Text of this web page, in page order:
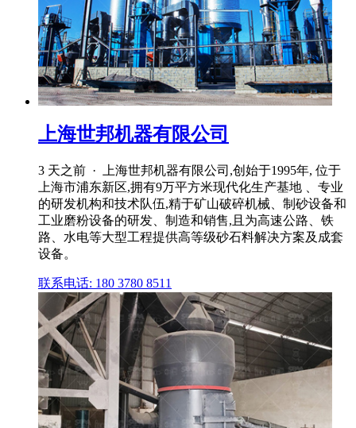
上海世邦机器有限公司
3 天之前 · 上海世邦机器有限公司,创始于1995年, 位于
上海市浦东新区,拥有9万平方米现代化生产基地 、专业
的研发机构和技术队伍,精于矿山破碎机械、制砂设备和
工业磨粉设备的研发、制造和销售,且为高速公路、铁
路、水电等大型工程提供高等级砂石料解决方案及成套
设备。
联系电话: 180 3780 8511